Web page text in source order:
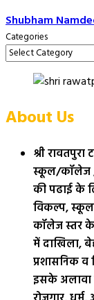
Shubham
Categories
About Us
श्री
स्कूल/कॉलेज /
की पढाई के
विकल्प, स्कूल
कॉलेज स्तर के
में दाखिला,
प्रशासनिक व
इसके अलावा